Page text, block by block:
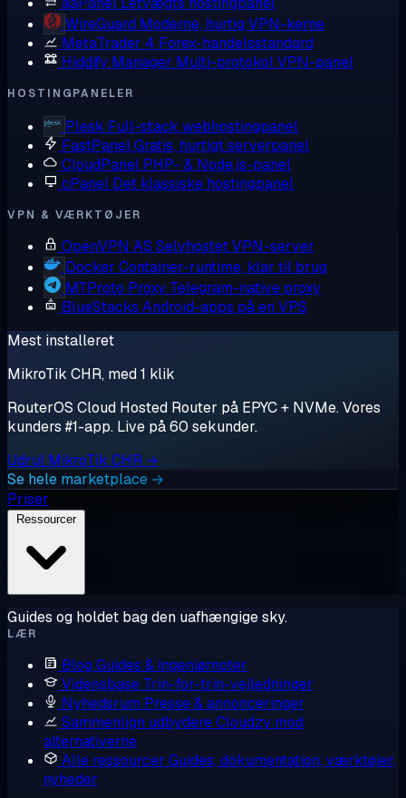
WireGuard Moderne, hurtig VPN-kerne
MetaTrader 4 Forex-handelsstandard
Hiddify Manager Multi-protokol VPN-panel
HOSTINGPANELER
Plesk Full-stack webhostingpanel
FastPanelGratis, hurtigt serverpanel
CloudPanel PHP- & Node.js-panel
cPanel Det klassiske hostingpanel
VPN & VÆRKTØJER
OpenVPN AS Selvhostet VPN-server
Docker Container-runtime, klar til brug
MTProto Proxy Telegram-native proxy
BlueStacks Android-apps på en VPS
Mest installeret
MikroTik CHR, med 1 klik
RouterOS Cloud Hosted Router på EPYC + NVMe. Vores
kunders #1-app. Live på 60 sekunder.
Udrul MikroTik CHR →
Se hele marketplace →
Priser
Ressourcer
Guides og holdet bag den uafhængige sky.
LÆR
Blog Guides & ingeniørnoter
Vidensbase Trin-for-trin-vejledninger
Nyhedsrum Presse & annonceringer
Sammenlign udbydereCloudzy mod
alternativerne
Alle ressourcer Guides, dokumentation, værktøjer,
nyheder